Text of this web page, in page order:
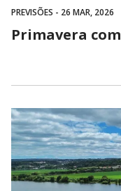
PREVISÕES - 26 MAR, 2026
Primavera